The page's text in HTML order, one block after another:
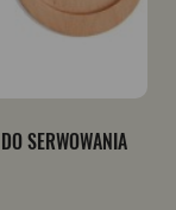
SERWOWANIA